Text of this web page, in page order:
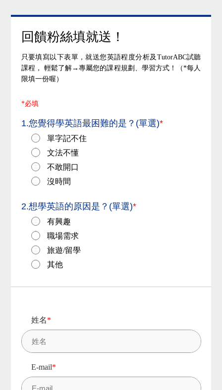
回饋粉絲填就送！
只要填寫以下表單，就送您英語程度分析及TutorABC試聽
課程， 輕鬆了解→專屬您的課程規劃、學習方式！（*每人
限填一份喔）
*必填
1.您覺得學英語最困難的是？(單選)*
單字記不住
文法不懂
不敢開口
沒時間
2.想學英語的原因是？(單選)*
有興趣
職場需求
旅遊/留學
其他
姓名*
E-mail*